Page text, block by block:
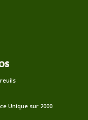
Unique sur 2000